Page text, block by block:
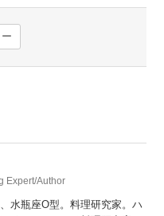
Expert/Author
水瓶座O型。料理研究家。ハ